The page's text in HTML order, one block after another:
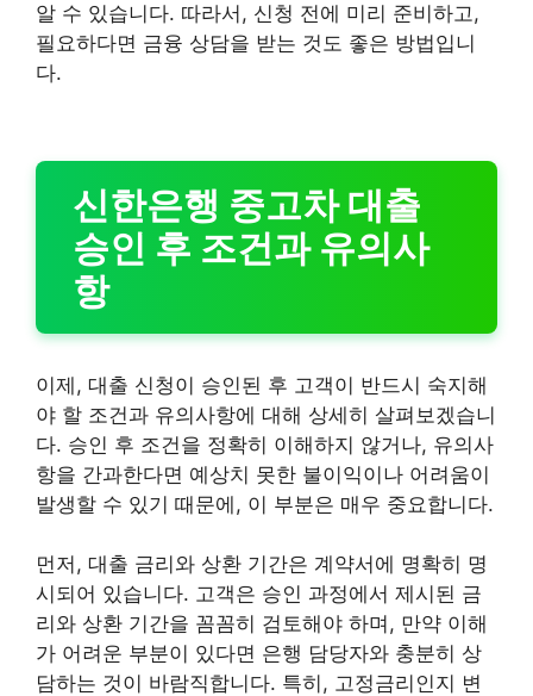
알 수 있습니다. 따라서, 신청 전에 미리 준비하고,
필요하다면 금융 상담을 받는 것도 좋은 방법입니
다.
신한은행 중고차 대출
승인 후 조건과 유의사
항
이제, 대출 신청이 승인된 후 고객이 반드시 숙지해
야 할 조건과 유의사항에 대해 상세히 살펴보겠습니
다. 승인 후 조건을 정확히 이해하지 않거나, 유의사
항을 간과한다면 예상치 못한 불이익이나 어려움이
발생할 수 있기 때문에, 이 부분은 매우 중요합니다.
먼저, 대출 금리와 상환 기간은 계약서에 명확히 명
시되어 있습니다. 고객은 승인 과정에서 제시된 금
리와 상환 기간을 꼼꼼히 검토해야 하며, 만약 이해
가 어려운 부분이 있다면 은행 담당자와 충분히 상
담하는 것이 바람직합니다. 특히, 고정금리인지 변